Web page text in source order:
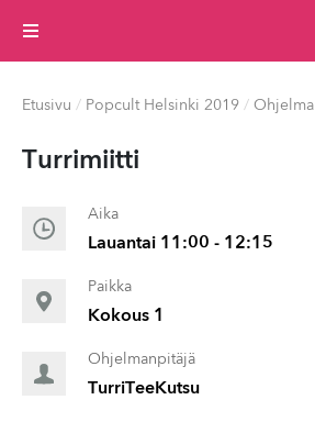
Valikko
Etusivu / Popcult Helsinki 2019 / Ohjelma
Turrimiitti
Aika
Lauantai 11:00 - 12:15
Paikka
Kokous 1
Ohjelmanpitäjä
TurriTeeKutsu